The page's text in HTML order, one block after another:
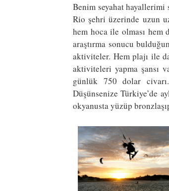
Benim seyahat
Rio şehri üzerinde uzun
hem hoca ile olması hem
araştırma sonucu
aktiviteler. Hem plajı ile
aktiviteleri yapma şansı
günlük 750 dolar
Düşünsenize Türkiye’de
okyanusta yüzüp